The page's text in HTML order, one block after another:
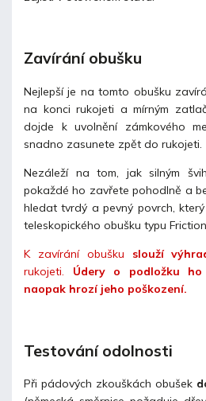
Zavírání obušku
Nejlepší je na tomto obušku
na konci rukojeti a mírným
dojde k uvolnění zámkového
snadno zasunete zpět do rukojeti.
Nezáleží na tom, jak silným
pokaždé ho zavřete pohodlně a
hledat tvrdý a pevný povrch,
teleskopického obušku typu
K zavírání obušku slouží
rukojeti. Údery o podložku ho
naopak hrozí jeho poškození.
Testování odolnosti
Při pádových zkouškách obušek